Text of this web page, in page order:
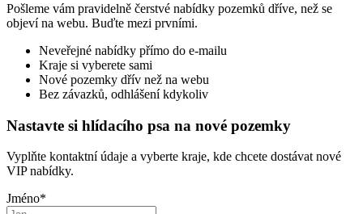
Pošleme vám pravidelně čerstvé nabídky pozemků dříve, než se
objeví na webu. Buďte mezi prvními.
Neveřejné nabídky přímo do e-mailu
Kraje si vyberete sami
Nové pozemky dřív než na webu
Bez závazků, odhlášení kdykoliv
Nastavte si hlídacího psa na nové pozemky
Vyplňte kontaktní údaje a vyberte kraje, kde chcete dostávat nové
VIP nabídky.
Jméno*